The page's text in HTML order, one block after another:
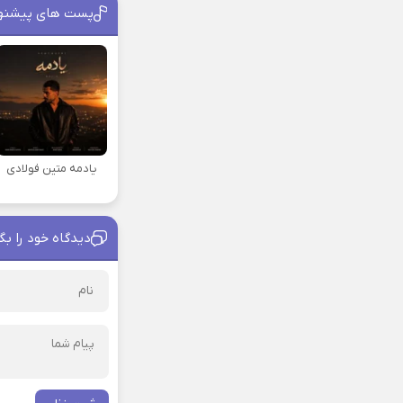
پست های
یادمه متین فولادی
دیدگاه خود را